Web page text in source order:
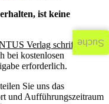
ist keine
Verlag schriftlich
bei kostenlosen
erforderlich.
Sie uns das
und Aufführungszeitraum
Suche